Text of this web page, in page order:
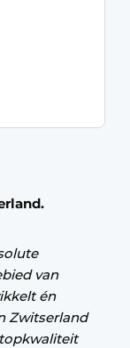
van
én
Zwitserland